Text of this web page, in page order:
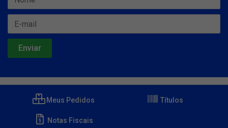
Meus Pedidos Títulos
Notas Fiscais